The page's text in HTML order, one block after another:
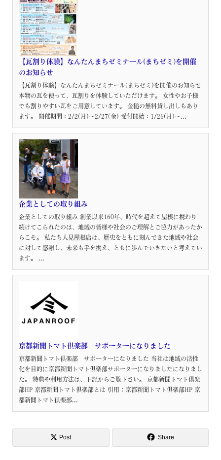
【瓦割り体験】なんたんまちゼミナール(まちゼミ)を開催
のお知らせ
【瓦割り体験】なんたんまちゼミナール(まちゼミ)を開催のお知らせ
本物の瓦を使って、瓦割りを体験していただけます。 女性やお子様
でも割りやすい瓦をご用意しています。 金槌の無料貸し出しもあり
ます。 開催期間：2/2(月)～2/27(金) 受付開始：1/26(月)～...
企業としての取り組み
企業としての取り組み 創業以来160年、時代を超えて屋根に携わり
続けてこられたのは、地域の皆様や社会のご理解とご協力があったか
らこそ。 私たち人見屋根店は、歴史をともに刻んできた地域や社会
に対して感謝し、未来も手を携え、ともに歩んでいきたいと考えてい
ます。 ...
京都新聞トマト倶楽部 サポーターになりました
京都新聞トマト倶楽部 サポーターになりました 当社は地域の活性
化を目的に京都新聞トマト倶楽部サポーターになりましたになりまし
た。 特典や利用方法は、下記からご覧下さい。 京都新聞トマト倶楽
部HP 京都新聞トマト倶楽部とは 引用：京都新聞トマト倶楽部HP 京
都新聞トマト倶楽部...
Post Share